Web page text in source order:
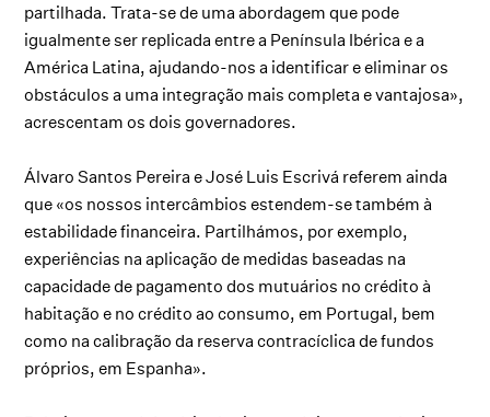
partilhada. Trata-se de uma abordagem que pode
igualmente ser replicada entre a Península Ibérica e a
América Latina, ajudando-nos a identificar e eliminar os
obstáculos a uma integração mais completa e vantajosa»,
acrescentam os dois governadores.
Álvaro Santos Pereira e José Luis Escrivá referem ainda
que «os nossos intercâmbios estendem-se também à
estabilidade financeira. Partilhámos, por exemplo,
experiências na aplicação de medidas baseadas na
capacidade de pagamento dos mutuários no crédito à
habitação e no crédito ao consumo, em Portugal, bem
como na calibração da reserva contracíclica de fundos
próprios, em Espanha».